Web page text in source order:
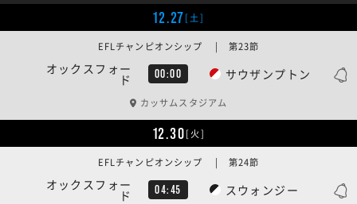
12.27[土]
オックスフォー
ド 00:00 サウザンプトン
EFLチャンピオンシップ | 第23節
カッサムスタジアム
12.30[火]
オックスフォー
ド 04:45 スウォンジー
EFLチャンピオンシップ | 第24節